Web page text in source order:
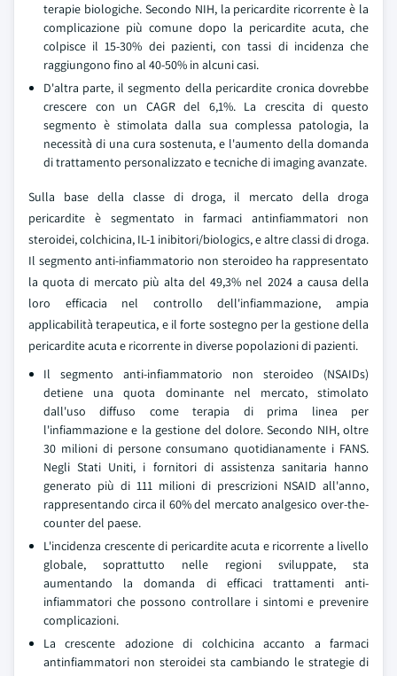
terapie biologiche. Secondo NIH, la pericardite ricorrente è la
complicazione più comune dopo la pericardite acuta, che
colpisce il 15-30% dei pazienti, con tassi di incidenza che
raggiungono fino al 40-50% in alcuni casi.
D'altra parte, il segmento della pericardite cronica dovrebbe
crescere con un CAGR del 6,1%. La crescita di questo
segmento è stimolata dalla sua complessa patologia, la
necessità di una cura sostenuta, e l'aumento della domanda
di trattamento personalizzato e tecniche di imaging avanzate.
Sulla base della classe di droga, il mercato della droga
pericardite è segmentato in farmaci antinfiammatori non
steroidei, colchicina, IL-1 inibitori/biologics, e altre classi di droga.
Il segmento anti-infiammatorio non steroideo ha rappresentato
la quota di mercato più alta del 49,3% nel 2024 a causa della
loro efficacia nel controllo dell'infiammazione, ampia
applicabilità terapeutica, e il forte sostegno per la gestione della
pericardite acuta e ricorrente in diverse popolazioni di pazienti.
Il segmento anti-infiammatorio non steroideo (NSAIDs)
detiene una quota dominante nel mercato, stimolato
dall'uso diffuso come terapia di prima linea per
l'infiammazione e la gestione del dolore. Secondo NIH, oltre
30 milioni di persone consumano quotidianamente i FANS.
Negli Stati Uniti, i fornitori di assistenza sanitaria hanno
generato più di 111 milioni di prescrizioni NSAID all'anno,
rappresentando circa il 60% del mercato analgesico over-the-
counter del paese.
L'incidenza crescente di pericardite acuta e ricorrente a livello
globale, soprattutto nelle regioni sviluppate, sta
aumentando la domanda di efficaci trattamenti anti-
infiammatori che possono controllare i sintomi e prevenire
complicazioni.
La crescente adozione di colchicina accanto a farmaci
antinfiammatori non steroidei sta cambiando le strategie di